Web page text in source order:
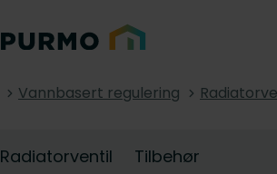
Vannbasert regulering
Radiatorventil Tilbehør